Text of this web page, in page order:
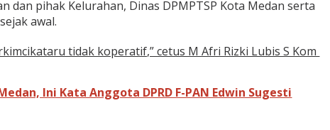
dan pihak Kelurahan, Dinas DPMPTSP Kota Medan serta
awal.
tidak koperatif,” cetus M Afri Rizki Lubis S Kom
Ini Kata Anggota DPRD F-PAN Edwin Sugesti